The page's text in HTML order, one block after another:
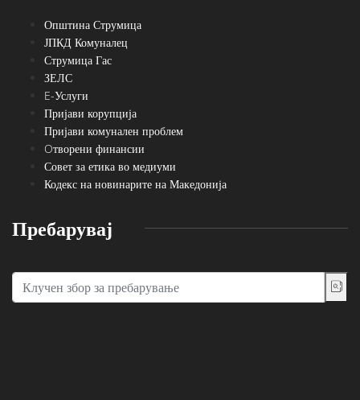
Општина Струмица
ЈПКД Комуналец
Струмица Гас
ЗЕЛС
E-Услуги
Пријави корупција
Пријави комунален проблем
Oтворени финансии
Совет за етика во медиуми
Кодекс на новинарите на Македонија
Пребарувај